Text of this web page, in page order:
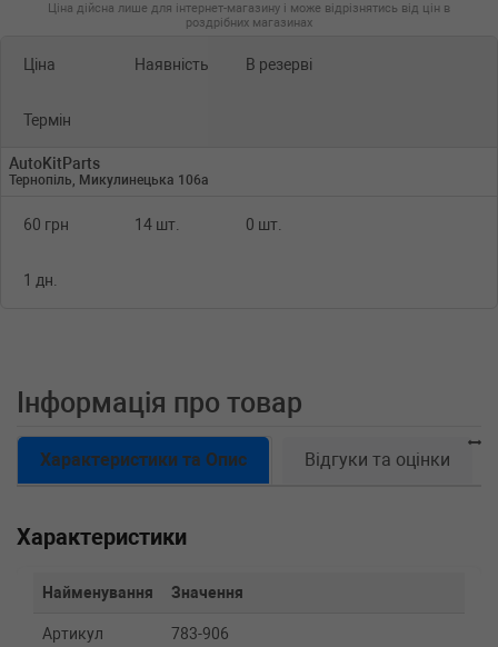
Ціна дійсна лише для інтернет-магазину і може відрізнятись від цін в
роздрібних магазинах
Ціна Наявність В резерві
Термін
AutoKitParts
Тернопіль, Микулинецька 106а
60 грн 14 шт. 0 шт.
1 дн.
Інформація про товар
Характеристики та Опис Відгуки та оцінки
Характеристики
Найменування Значення
Артикул 783-906